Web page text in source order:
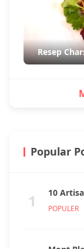
Resep
Popular
1 10
POPULER